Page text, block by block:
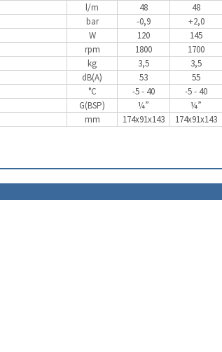
l/m 48
48
bar -0,9
+2,0
W 120
145
rpm 1800
1700
kg 3,5
3,5
dB(A) 53
55
°C -5 - 40
-5 - 40
G(BSP) ¼”
¼”
mm 174x91x143 174x91x143